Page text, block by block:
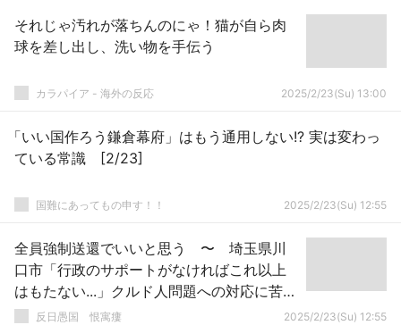
それじゃ汚れが落ちんのにゃ！猫が自ら肉
球を差し出し、洗い物を手伝う
カラパイア - 海外の反応 2025/2/23(Su) 13:00
「いい国作ろう鎌倉幕府」はもう通用しない!? 実は変わっ
ている常識 [2/23]
国難にあってもの申す！！ 2025/2/23(Su) 12:55
全員強制送還でいいと思う 〜 埼玉県川
口市「行政のサポートがなければこれ以上
はもたない...」クルド人問題への対応に苦し
む教員たちの「心からの訴え」
反日愚国 恨寓瘻 2025/2/23(Su) 12:55